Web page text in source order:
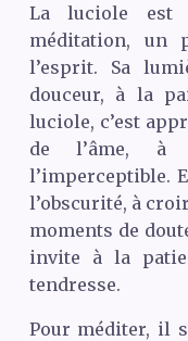
La luciole est
méditation, un
l’esprit. Sa
douceur, à la
luciole, c’est
de l’âme, à
l’imperceptible.
l’obscurité, à
moments de
invite à la
tendresse.
Pour méditer, il